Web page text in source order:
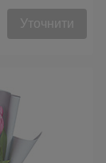
Уточнити